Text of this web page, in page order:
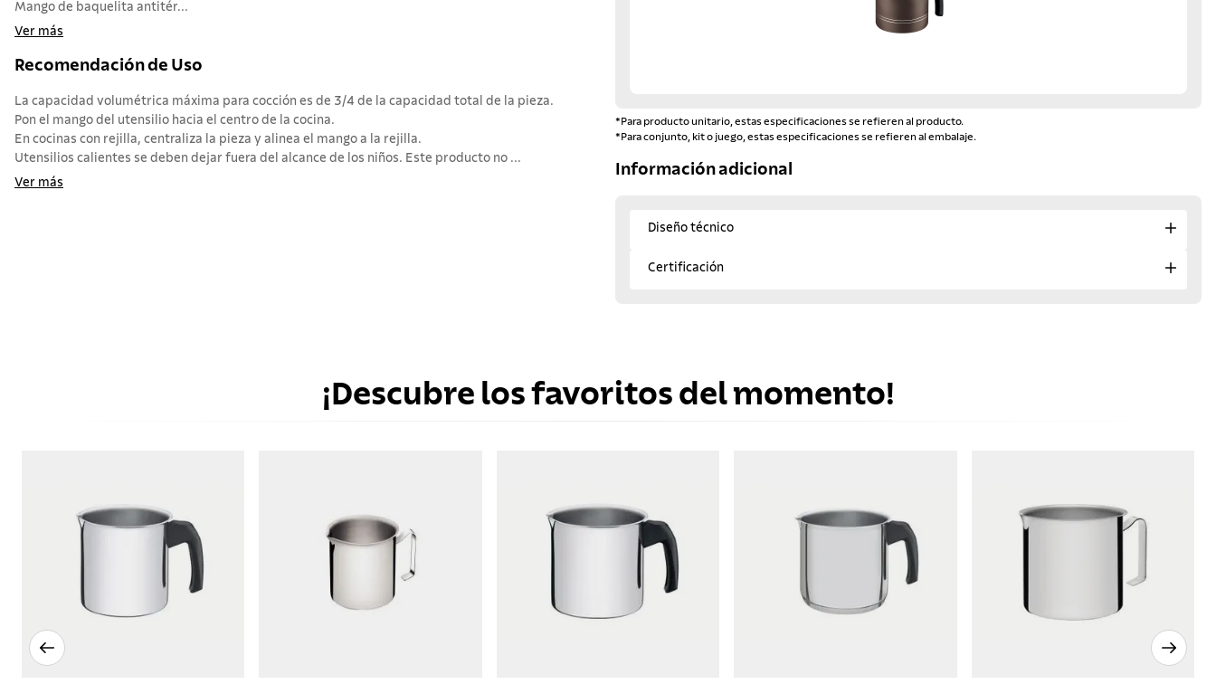
Mango de baquelita antitér...
Ver más
Recomendación de Uso
La capacidad volumétrica máxima para cocción es de 3/4 de la capacidad total de la pieza.
Pon el mango del utensilio hacia el centro de la cocina.
En cocinas con rejilla, centraliza la pieza y alinea el mango a la rejilla.
Utensilios calientes se deben dejar fuera del alcance de los niños. Este producto no ...
Ver más
*Para producto unitario, estas especificaciones se refieren al producto.
*Para conjunto, kit o juego, estas especificaciones se refieren al embalaje.
Información adicional
Diseño técnico
Certificación
¡Descubre los favoritos del momento!